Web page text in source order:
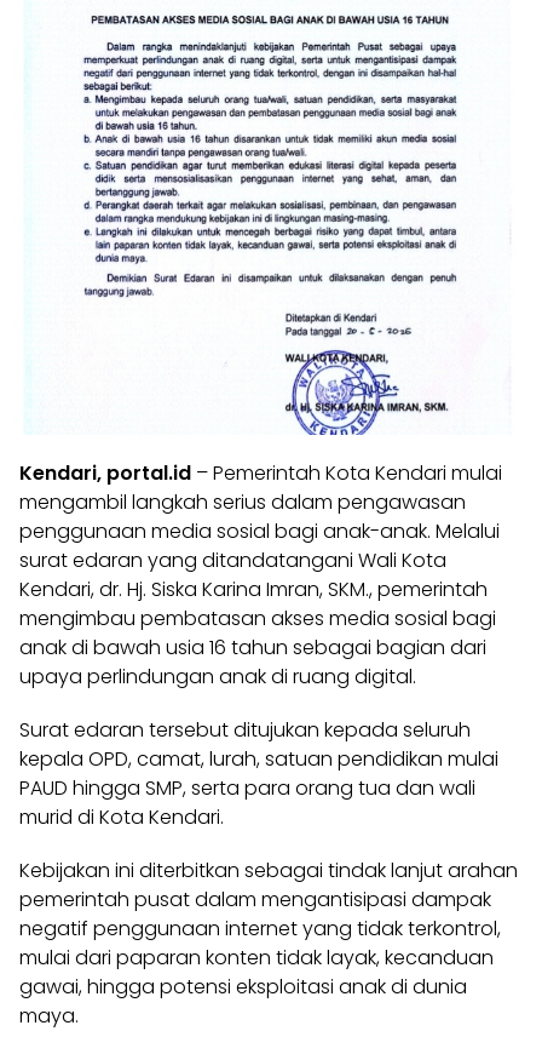
Kendari, portal.id – Pemerintah Kota Kendari mulai
mengambil langkah serius dalam pengawasan
penggunaan media sosial bagi anak-anak. Melalui
surat edaran yang ditandatangani Wali Kota
Kendari, dr. Hj. Siska Karina Imran, SKM., pemerintah
mengimbau pembatasan akses media sosial bagi
anak di bawah usia 16 tahun sebagai bagian dari
upaya perlindungan anak di ruang digital.
Surat edaran tersebut ditujukan kepada seluruh
kepala OPD, camat, lurah, satuan pendidikan mulai
PAUD hingga SMP, serta para orang tua dan wali
murid di Kota Kendari.
Kebijakan ini diterbitkan sebagai tindak lanjut arahan
pemerintah pusat dalam mengantisipasi dampak
negatif penggunaan internet yang tidak terkontrol,
mulai dari paparan konten tidak layak, kecanduan
gawai, hingga potensi eksploitasi anak di dunia
maya.